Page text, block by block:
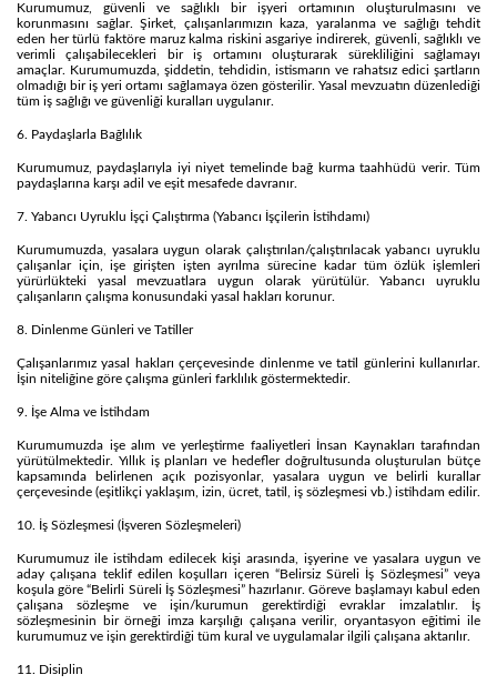
Kurumumuz, güvenli ve sağlıklı bir işyeri ortamının oluşturulmasını ve
korunmasını sağlar. Şirket, çalışanlarımızın kaza, yaralanma ve sağlığı tehdit
eden her türlü faktöre maruz kalma riskini asgariye indirerek, güvenli, sağlıklı ve
verimli çalışabilecekleri bir iş ortamını oluşturarak sürekliliğini sağlamayı
amaçlar. Kurumumuzda, şiddetin, tehdidin, istismarın ve rahatsız edici şartların
olmadığı bir iş yeri ortamı sağlamaya özen gösterilir. Yasal mevzuatın düzenlediği
tüm iş sağlığı ve güvenliği kuralları uygulanır.
6. Paydaşlarla Bağlılık
Kurumumuz, paydaşlarıyla iyi niyet temelinde bağ kurma taahhüdü verir. Tüm
paydaşlarına karşı adil ve eşit mesafede davranır.
7. Yabancı Uyruklu İşçi Çalıştırma (Yabancı İşçilerin İstihdamı)
Kurumumuzda, yasalara uygun olarak çalıştırılan/çalıştırılacak yabancı uyruklu
çalışanlar için, işe girişten işten ayrılma sürecine kadar tüm özlük işlemleri
yürürlükteki yasal mevzuatlara uygun olarak yürütülür. Yabancı uyruklu
çalışanların çalışma konusundaki yasal hakları korunur.
8. Dinlenme Günleri ve Tatiller
Çalışanlarımız yasal hakları çerçevesinde dinlenme ve tatil günlerini kullanırlar.
İşin niteliğine göre çalışma günleri farklılık göstermektedir.
9. İşe Alma ve İstihdam
Kurumumuzda işe alım ve yerleştirme faaliyetleri İnsan Kaynakları tarafından
yürütülmektedir. Yıllık iş planları ve hedefler doğrultusunda oluşturulan bütçe
kapsamında belirlenen açık pozisyonlar, yasalara uygun ve belirli kurallar
çerçevesinde (eşitlikçi yaklaşım, izin, ücret, tatil, iş sözleşmesi vb.) istihdam edilir.
10. İş Sözleşmesi (İşveren Sözleşmeleri)
Kurumumuz ile istihdam edilecek kişi arasında, işyerine ve yasalara uygun ve
aday çalışana teklif edilen koşulları içeren “Belirsiz Süreli İş Sözleşmesi” veya
koşula göre “Belirli Süreli İş Sözleşmesi” hazırlanır. Göreve başlamayı kabul eden
çalışana sözleşme ve işin/kurumun gerektirdiği evraklar imzalatılır. İş
sözleşmesinin bir örneği imza karşılığı çalışana verilir, oryantasyon eğitimi ile
kurumumuz ve işin gerektirdiği tüm kural ve uygulamalar ilgili çalışana aktarılır.
11. Disiplin